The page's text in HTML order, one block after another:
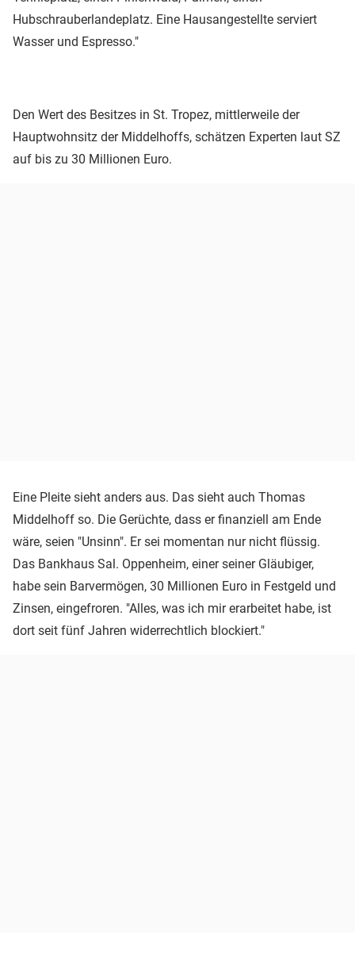
Hubschrauberlandeplatz. Eine Hausangestellte serviert
Wasser und Espresso."
Den Wert des Besitzes in St. Tropez, mittlerweile der
Hauptwohnsitz der Middelhoffs, schätzen Experten laut SZ
auf bis zu 30 Millionen Euro.
Eine Pleite sieht anders aus. Das sieht auch Thomas
Middelhoff so. Die Gerüchte, dass er finanziell am Ende
wäre, seien "Unsinn". Er sei momentan nur nicht flüssig.
Das Bankhaus Sal. Oppenheim, einer seiner Gläubiger,
habe sein Barvermögen, 30 Millionen Euro in Festgeld und
Zinsen, eingefroren. "Alles, was ich mir erarbeitet habe, ist
dort seit fünf Jahren widerrechtlich blockiert."